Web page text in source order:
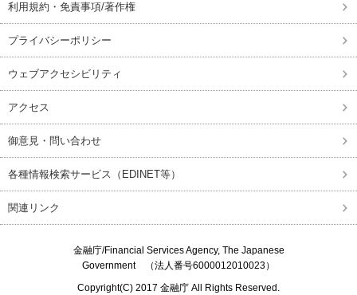
利用規約・免責事項/著作権
プライバシーポリシー
ウェブアクセシビリティ
アクセス
御意見・問い合わせ
各種情報検索サービス（EDINET等）
関連リンク
金融庁/Financial Services Agency, The Japanese
Government（法人番号6000012010023）
Copyright(C) 2017 金融庁 All Rights Reserved.